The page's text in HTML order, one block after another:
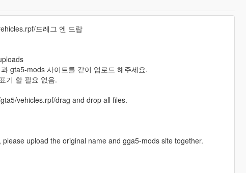
드레그 엔 드랍
gta5-mods 사이트를 같이 업로드 해주세요.
기 할 필요 없음.
vehicles.rpf/drag and drop all files.
upload the original name and gga5-mods site together.